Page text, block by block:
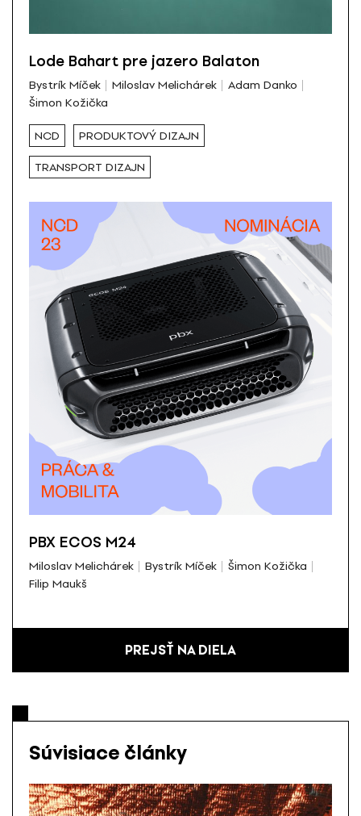
Lode Bahart pre jazero Balaton
Bystrík Míček Miloslav Melichárek
Adam Danko
Šimon Kožička
NCD PRODUKTOVÝ DIZAJN
TRANSPORT DIZAJN
PBX ECOS M24
Miloslav Melichárek Bystrík Míček
Šimon Kožička
Filip Maukš
PREJSŤ NA DIELA
Súvisiace články